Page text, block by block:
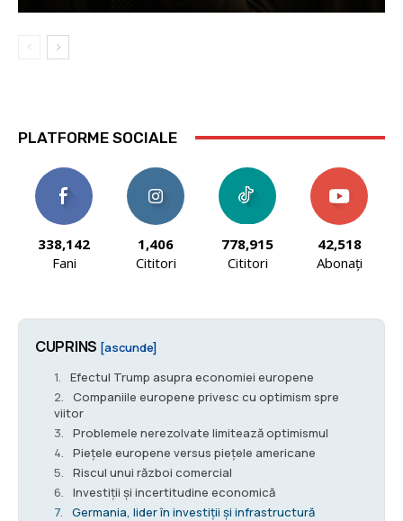
PLATFORME SOCIALE
338,142
Fani
1,406
Cititori
778,915
Cititori
42,518
Abonați
CUPRINS [ascunde]
Efectul Trump asupra economiei europene
Companiile europene privesc cu optimism spre
viitor
Problemele nerezolvate limitează optimismul
Piețele europene versus piețele americane
Riscul unui război comercial
Investiții și incertitudine economică
Germania, lider în investiții și infrastructură